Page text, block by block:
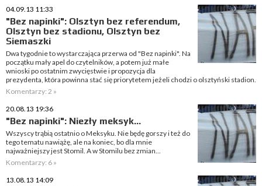
04.09.13 11:33
"Bez napinki": Olsztyn bez referendum,
Olsztyn bez stadionu, Olsztyn bez
Siemaszki
Dwa tygodnie to wystarczająca przerwa od "Bez napinki". Na
początku mały apel do czytelników, a potem już małe
wnioski po ostatnim zwycięstwie i propozycja dla
prezydenta, która powinna stać się priorytetem jeżeli chodzi o olsztyński stadion.
Komentarzy: 2 »
20.08.13 19:36
"Bez napinki": Niezły meksyk...
Wszyscy trąbią ostatnio o Meksyku. Nie będę gorszy i też do
tego tematu nawiążę, ale na koniec, bo dla mnie
najważniejszy jest Stomil. A w Stomilu bez zmian...
Komentarzy: 6 »
13.08.13 14:09